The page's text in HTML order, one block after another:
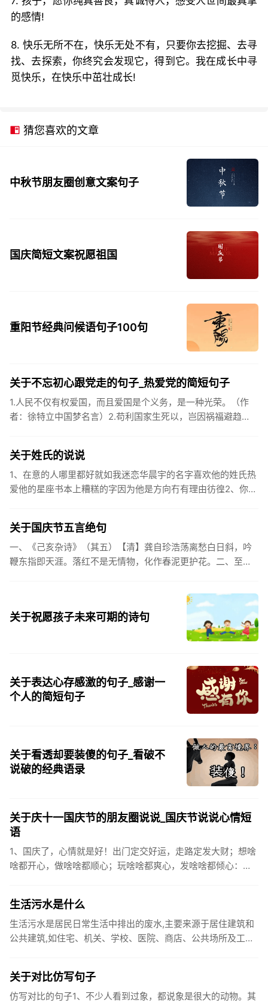
的感情!
8. 快乐无所不在，快乐无处不有，只要你去挖掘、去寻
找、去探索，你终究会发现它，得到它。我在成长中寻
觅快乐，在快乐中茁壮成长!
猜您喜欢的文章
中秋节朋友圈创意文案句子
国庆简短文案祝愿祖国
重阳节经典问候语句子100句
关于不忘初心跟党走的句子_热爱党的简短句子
1.人民不仅有权爱国，而且爱国是个义务，是一种光荣。（作
者：徐特立中国梦名言）2.苟利国家生死以，岂因祸福避趋
关于姓氏的说说
1、在意的人哪里都好就如我迷恋华晨宇的名字喜欢他的姓氏热
爱他的星座书本上糟糕的字因为他是方向冇有理由彷徨2、你的
关于国庆节五言绝句
一、《己亥杂诗》（其五）【清】龚自珍浩荡离愁白日斜，吟
鞭东指即天涯。落红不是无情物，化作春泥更护花。二、至今
关于祝愿孩子未来可期的诗句
关于表达心存感激的句子_感谢一
个人的简短句子
关于看透却要装傻的句子_看破不
说破的经典语录
关于庆十一国庆节的朋友圈说说_国庆节说说心情短
语
1、国庆了，心情就是好！出门定交好运，走路定发大财；想啥
啥都开心，做啥啥都顺心；玩啥啥都爽心，发啥啥都倾心：祝
生活污水是什么
生活污水是居民日常生活中排出的废水,主要来源于居住建筑和
公共建筑,如住宅、机关、学校、医院、商店、公共场所及工业
关于对比仿写句子
仿写对比的句子1、不少人看到过象，都说象是很大的动物。其